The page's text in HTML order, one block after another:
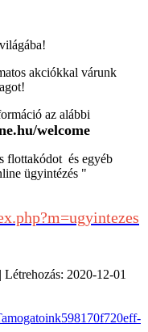
akciókkal várunk
az alábbi
welcome
flottakódot és egyéb
ügyintézés "
2020-12-01